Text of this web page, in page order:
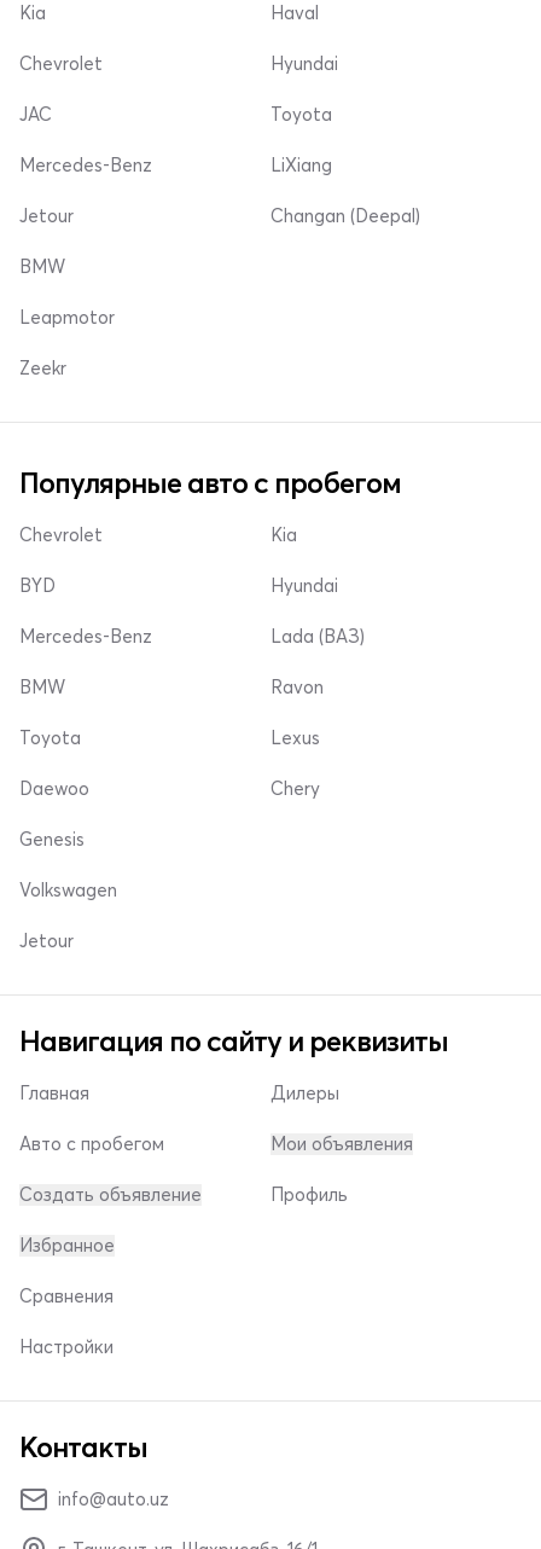
Kia
Chevrolet
Haval
Hyundai
JAC
Mercedes-Benz
Jetour
Toyota
LiXiang
Changan (Deepal)
BMW
Leapmotor
Zeekr
Популярные авто с пробегом
Chevrolet
BYD
Mercedes-Benz
Kia
Hyundai
Lada (ВАЗ)
BMW
Toyota
Daewoo
Ravon
Lexus
Chery
Genesis
Volkswagen
Jetour
Навигация по сайту и реквизиты
Главная
Авто с пробегом
Создать объявление
Дилеры
Мои объявления
Профиль
Избранное
Сравнения
Настройки
Контакты
info@auto.uz